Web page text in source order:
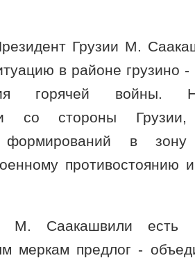
Грузии М.
в районе грузино
горячей войны.
со стороны
формирований в
противостоянию
М. Саакашвили есть
меркам предлог -